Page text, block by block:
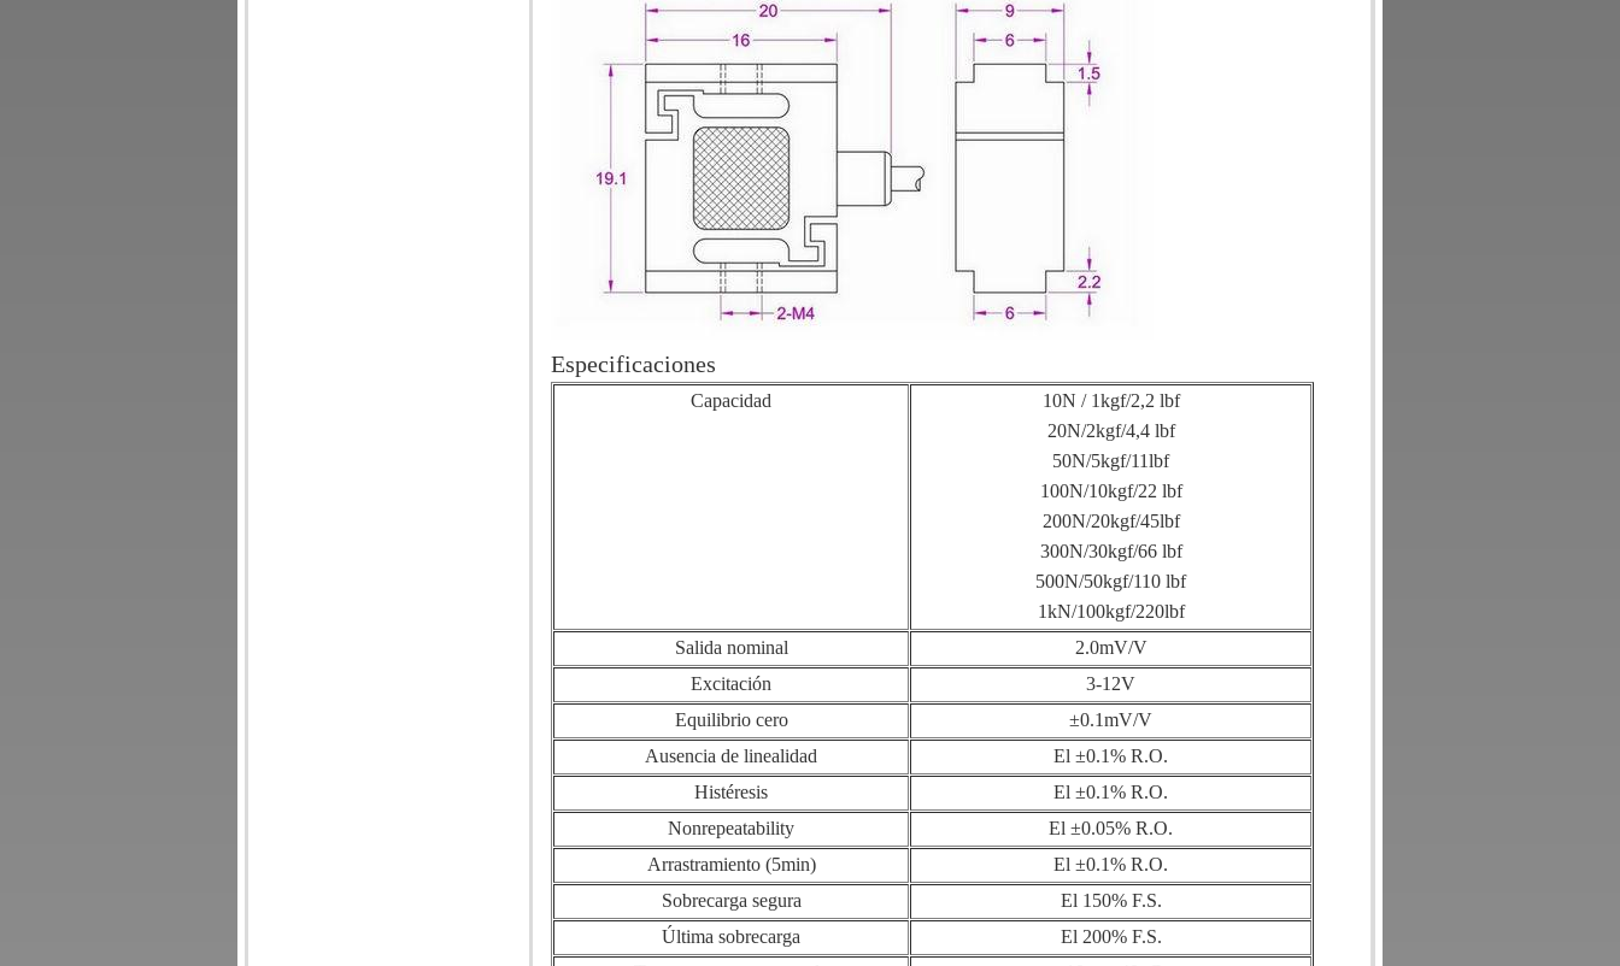
Especificaciones
Capacidad
10N / 1kgf/2,2 lbf
20N/2kgf/4,4 lbf
50N/5kgf/11lbf
100N/10kgf/22 lbf
200N/20kgf/45lbf
300N/30kgf/66 lbf
500N/50kgf/110 lbf
1kN/100kgf/220lbf
Salida nominal
2.0mV/V
Excitación
3-12V
Equilibrio cero
±0.1mV/V
Ausencia de linealidad
El ±0.1% R.O.
Histéresis
El ±0.1% R.O.
Nonrepeatability
El ±0.05% R.O.
Arrastramiento (5min)
El ±0.1% R.O.
Sobrecarga segura
El 150% F.S.
Última sobrecarga
El 200% F.S.